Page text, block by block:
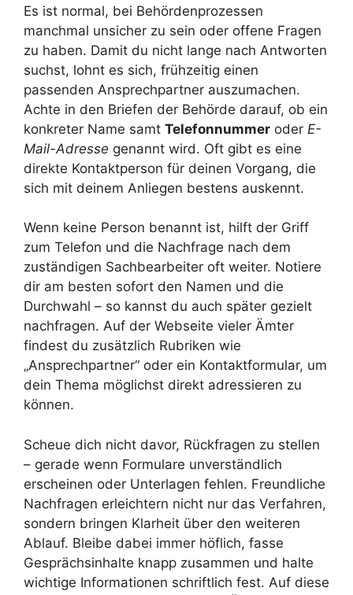
Es ist normal, bei Behördenprozessen
manchmal unsicher zu sein oder offene Fragen
zu haben. Damit du nicht lange nach Antworten
suchst, lohnt es sich, frühzeitig einen
passenden Ansprechpartner auszumachen.
Achte in den Briefen der Behörde darauf, ob ein
konkreter Name samt Telefonnummer oder E-
Mail-Adresse genannt wird. Oft gibt es eine
direkte Kontaktperson für deinen Vorgang, die
sich mit deinem Anliegen bestens auskennt.
Wenn keine Person benannt ist, hilft der Griff
zum Telefon und die Nachfrage nach dem
zuständigen Sachbearbeiter oft weiter. Notiere
dir am besten sofort den Namen und die
Durchwahl – so kannst du auch später gezielt
nachfragen. Auf der Webseite vieler Ämter
findest du zusätzlich Rubriken wie
„Ansprechpartner“ oder ein Kontaktformular, um
dein Thema möglichst direkt adressieren zu
können.
Scheue dich nicht davor, Rückfragen zu stellen
– gerade wenn Formulare unverständlich
erscheinen oder Unterlagen fehlen. Freundliche
Nachfragen erleichtern nicht nur das Verfahren,
sondern bringen Klarheit über den weiteren
Ablauf. Bleibe dabei immer höflich, fasse
Gesprächsinhalte knapp zusammen und halte
wichtige Informationen schriftlich fest. Auf diese